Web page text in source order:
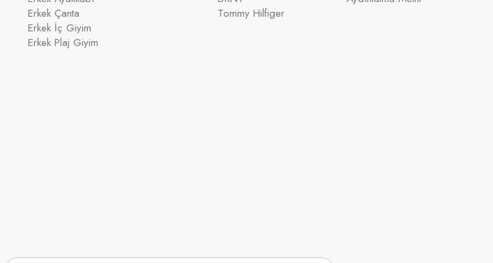
Erkek Çanta
Erkek İç Giyim
Erkek Plaj Giyim
Tommy Hilfiger